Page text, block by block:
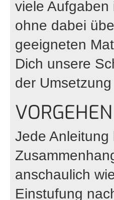
viele Aufgaben
ohne dabei
geeigneten
Dich unsere
der
Jede Anleitung
anschaulich
Einstufung